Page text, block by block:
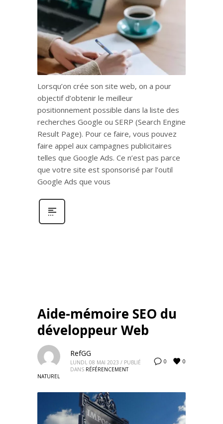
Lorsqu’on crée son site web, on a pour
objectif d’obtenir le meilleur
positionnement possible dans la liste des
recherches Google ou SERP (Search Engine
Result Page). Pour ce faire, vous pouvez
faire appel aux campagnes publicitaires
telles que Google Ads. Ce n’est pas parce
que votre site est sponsorisé par l’outil
Google Ads que vous
Aide-mémoire SEO du
développeur Web
0 0
RefGG
LUNDI, 08 MAI 2023 / PUBLIÉ
DANS RÉFÉRENCEMENT
NATUREL